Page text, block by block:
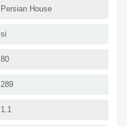
Persian House
si
80
289
1.1